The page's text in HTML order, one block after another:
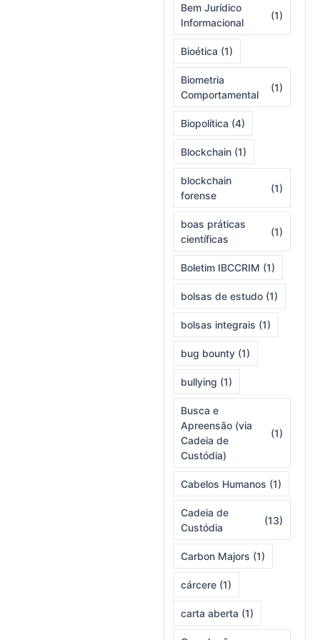
Bem Jurídico
Informacional
(1)
Bioética (1)
Biometria
Comportamental
(1)
Biopolítica (4)
Blockchain (1)
blockchain
forense
(1)
boas práticas
científicas
(1)
Boletim IBCCRIM (1)
bolsas de estudo (1)
bolsas integrais (1)
bug bounty (1)
bullying (1)
Busca e
Apreensão (via
Cadeia de
Custódia)
(1)
Cabelos Humanos (1)
Cadeia de
Custódia
(13)
Carbon Majors (1)
cárcere (1)
carta aberta (1)